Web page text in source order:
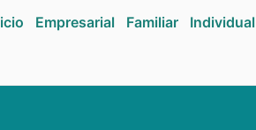
Empresarial Familiar Individual